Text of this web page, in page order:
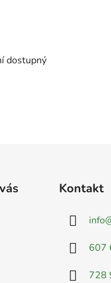
dostupný
Kontakt
info
607
728